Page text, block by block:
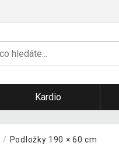
Kardio
Podložky 190 × 60 cm